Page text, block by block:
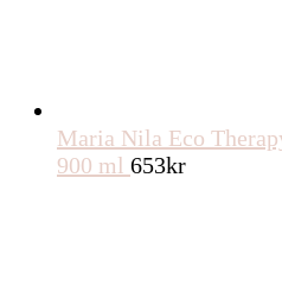
Maria Nila Eco
900 ml 653kr